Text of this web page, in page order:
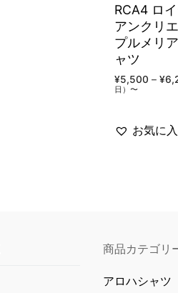
RCA4 ロ
アンクリ
プルメリ
ャツ
¥5,500 – ¥
日）〜
お気に
商品カテゴリ
アロハシャツ